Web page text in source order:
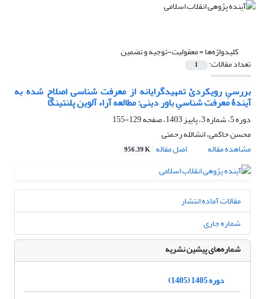
کلیدواژه‌ها =معقولیت-توجیه و تضمین
تعداد مقالات: 1
بررسیِ رویکردیْ تمهیدگرایانه از معرفت شناسی اصلاح شده به
آیندۀ معرفت شناسیِ باور دینی: مطالعه آراء آلوین پلنتینگا
دوره 5، شماره 3، پاییز 1403، صفحه
129-155
محسن حاکمی، انشالله رحمتی
مشاهده مقاله
اصل مقاله 956.39 K
مقالات آماده انتشار
شماره جاری
شماره‌های پیشین نشریه
دوره 1405 (1405)